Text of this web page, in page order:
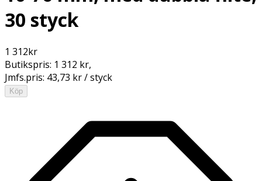
30 styck
1 312kr
Butikspris: 1 312 kr,
Jmfs.pris: 43,73 kr / styck
Köp